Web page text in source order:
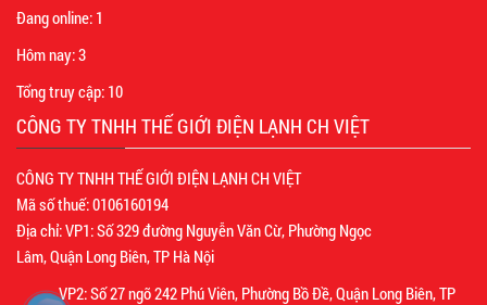
Đang online: 1
Hôm nay:3
Tổng truy cập: 10
CÔNG TY TNHH THẾ GIỚI ĐIỆN LẠNH CH VIỆT
CÔNG TY TNHH THẾ GIỚI ĐIỆN LẠNH CH VIỆT
Mã số thuế: 0106160194
Địa chỉ: VP1: Số 329 đường Nguyễn Văn Cừ, Phường Ngọc
Lâm, Quận Long Biên, TP Hà Nội
VP2: Số 27 ngõ 242 Phú Viên, Phường Bồ Đề, Quận Long Biên, TP